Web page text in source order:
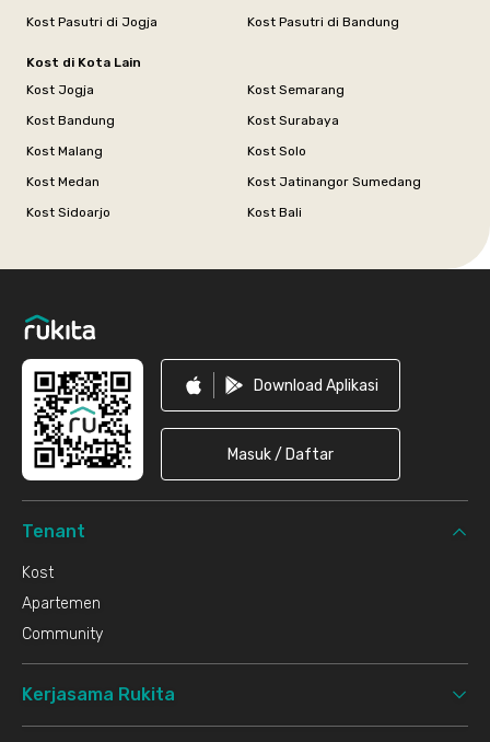
Kost Pasutri di Jogja
Kost Pasutri di Bandung
Kost di Kota Lain
Kost Jogja
Kost Semarang
Kost Bandung
Kost Surabaya
Kost Malang
Kost Solo
Kost Medan
Kost Jatinangor Sumedang
Kost Sidoarjo
Kost Bali
Download Aplikasi
Masuk / Daftar
Tenant
Kost
Apartemen
Community
Kerjasama Rukita